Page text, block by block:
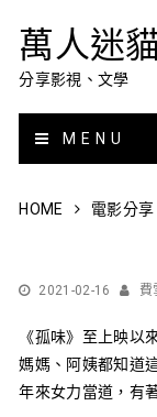
萬人迷
分享影視、文學
MENU
HOME 電影分享
2021-02-16 費
《孤味》至上映以
媽媽、阿姨都知道
年來女力當道，有